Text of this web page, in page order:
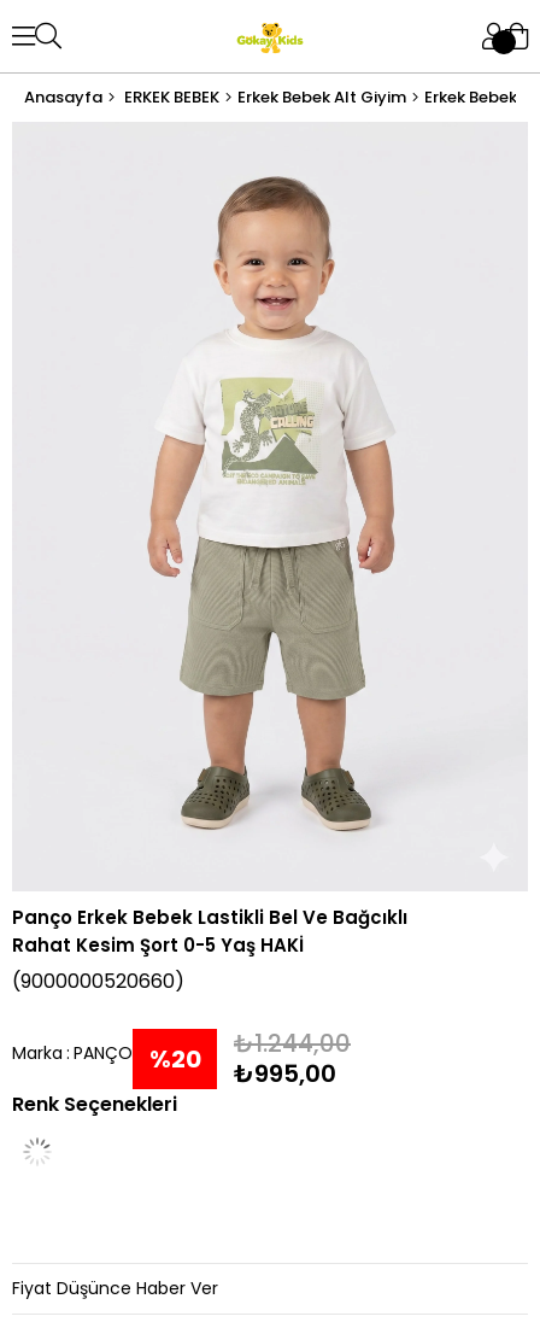
Anasayfa ERKEK BEBEK Erkek Bebek Alt Giyim Erkek Bebek
Panço Erkek Bebek Lastikli Bel Ve Bağcıklı
Rahat Kesim Şort 0-5 Yaş HAKİ
(9000000520660)
Marka : PANÇO %20
İndirim
₺1.244,00
₺995,00
Renk Seçenekleri
Fiyat Düşünce Haber Ver